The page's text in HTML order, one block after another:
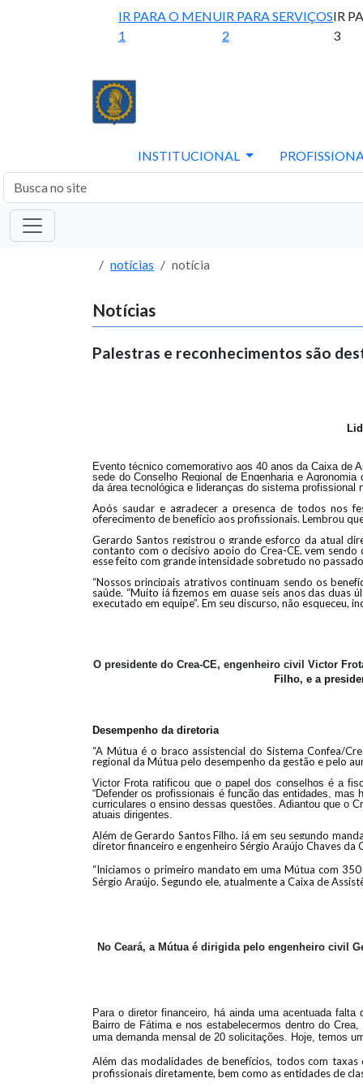
IR PARA O MENU
1
IR PARA SERVIÇOS
2
IR
3
INSTITUCIONAL
notícias notícia
Notícias
Palestras e reconhecimentos são
Evento técnico comemorativo aos 40 anos da Caixa de
sede do Conselho Regional de Engenharia e
da área tecnológica e lideranças do sistema
Após saudar e agradecer a presença de todos nos
oferecimento de benefício aos profissionais. Lembrou
Gerardo Santos registrou o grande esforço da atual
contanto com o decisivo apoio do Crea-CE, vem
esse feito com grande intensidade sobretudo no
“Nossos principais atrativos continuam sendo os
saúde. “Muito já fizemos em quase seis anos das
executado em equipe”. Em seu discurso, não esqueceu,
O presidente do Crea-CE, engenheiro civil Victor
Filho, e a
Desempenho da diretoria
“A Mútua é o braço assistencial do Sistema Confea/
regional da Mútua pelo desempenho da gestão e pelo
Victor Frota ratificou que o papel dos conselhos é a
“Defender os profissionais é função das entidades,
curriculares o ensino dessas questões. Adiantou que o
atuais dirigentes.
Além de Gerardo Santos Filho, já em seu segundo
diretor financeiro e engenheiro Sérgio Araújo Chaves da
“Iniciamos o primeiro mandato em uma Mútua com
Sérgio Araújo. Segundo ele, atualmente a Caixa de
No Ceará, a Mútua é dirigida pelo engenheiro civil
Para o diretor financeiro, há ainda uma acentuada
Bairro de Fátima e nos estabelecermos dentro do
uma demanda mensal de 20 solicitações. Hoje, temos
Além das modalidades de benefícios, todos com
profissionais diretamente, bem como as entidades de